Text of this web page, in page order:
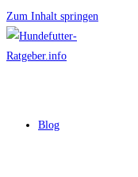
Zum Inhalt springen
Blog